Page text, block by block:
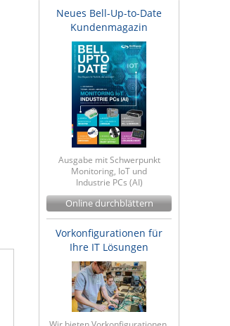
Neues Bell-Up-to-Date
Kundenmagazin
Ausgabe mit Schwerpunkt
Monitoring, IoT und
Industrie PCs (AI)
Online durchblättern
Vorkonfigurationen für
Ihre IT Lösungen